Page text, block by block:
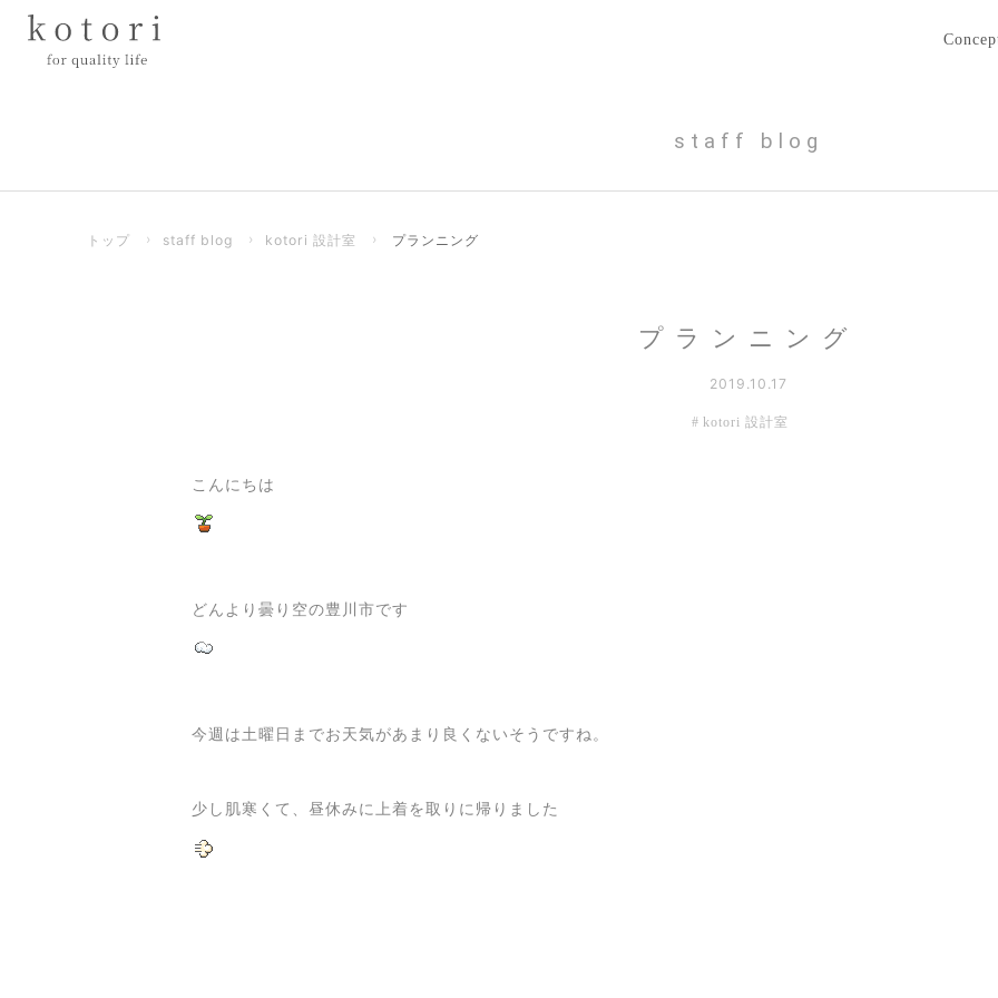
staff blog
トップ › staff blog › kotori 設計室 › プランニング
プランニング
2019.10.17
kotori 設計室
こんにちは
どんより曇り空の豊川市です
今週は土曜日までお天気があまり良くないそうですね。
少し肌寒くて、昼休みに上着を取りに帰りました